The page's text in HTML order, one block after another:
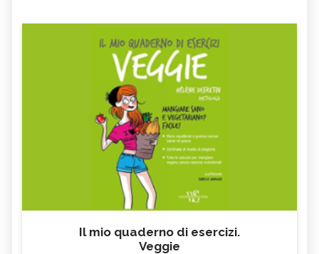
IMPATTI DEI CAMBIAMENTI
GPL
CASE IN LEGNO
OLIO ESAUSTO
AVVOCATO AMBIENTALE B CORP
COMUNITÀ ENERGETICHE
GLIFOSATO
ECOVILLAGGIO
ARCHITETTO PAESAGGISTA
COSA SONO I FONDI ETICI DI
SAPONE VEGETALE
Il mio quaderno di esercizi.
Veggie